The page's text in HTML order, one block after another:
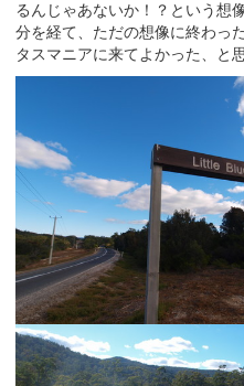
るんじゃあないか！？という想
分を経て、ただの想像に終わっ
タスマニアに来てよかった、と